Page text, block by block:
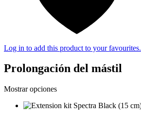
Log in to add this product to your favourites.
Prolongación del mástil
Mostrar opciones